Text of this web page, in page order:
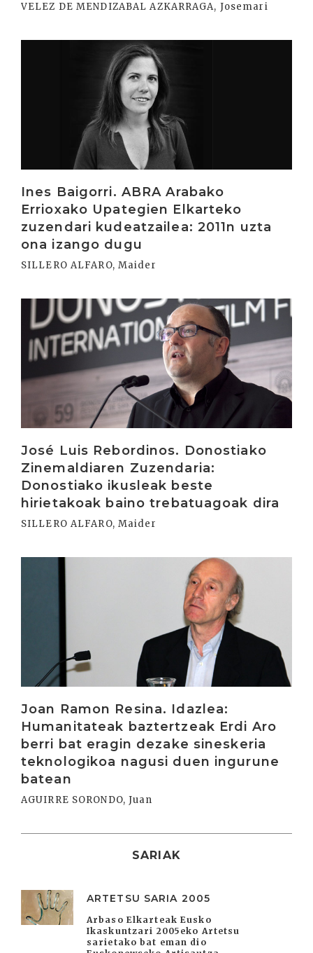
VELEZ DE MENDIZABAL AZKARRAGA, Josemari
Ines Baigorri. ABRA Arabako
Errioxako Upategien Elkarteko
zuzendari kudeatzailea: 2011n uzta
ona izango dugu
SILLERO ALFARO, Maider
José Luis Rebordinos. Donostiako
Zinemaldiaren Zuzendaria:
Donostiako ikusleak beste
hirietakoak baino trebatuagoak dira
SILLERO ALFARO, Maider
Joan Ramon Resina. Idazlea:
Humanitateak baztertzeak Erdi Aro
berri bat eragin dezake sineskeria
teknologikoa nagusi duen ingurune
batean
AGUIRRE SORONDO, Juan
SARIAK
ARTETSU SARIA 2005
Arbaso Elkarteak Eusko
Ikaskuntzari 2005eko Artetsu
sarietako bat eman dio